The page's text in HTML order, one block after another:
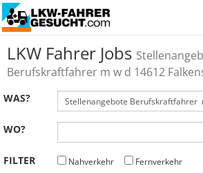
LKW Fahrer Jobs
Berufskraftfahrer m w d 14612
WAS?
WO?
FILTER Nahverkehr
Fernverkehr